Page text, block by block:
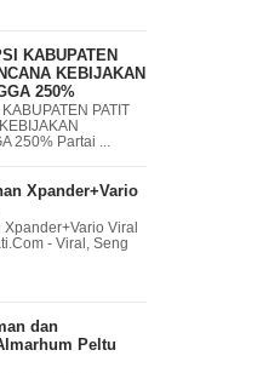
KABUPATEN
KEBIJAKAN
250%
PATIT
250% Partai ...
Xpander+Vario
Viral
- Viral, Seng
dan
Peltu